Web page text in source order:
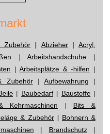
Zubehör | Abzieher| Acryl,
| Arbeitshandschuhe |
|Arbeitsplätze & -hilfen |
Zubehör| Aufbewahrung |
| Baubedarf| Baustoffe|
Kehrmaschinen | Bits &
& Zubehör| Bohnern &
| Brandschutz|